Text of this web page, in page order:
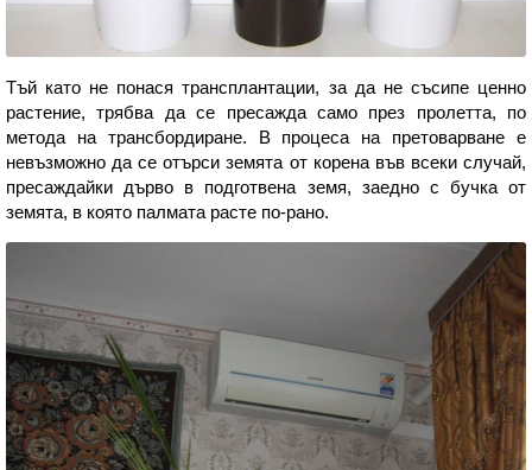
Тъй като не понася трансплантации, за да не съсипе ценно
растение, трябва да се пресажда само през пролетта, по
метода на трансбордиране. В процеса на претоварване е
невъзможно да се отърси земята от корена във всеки случай,
пресаждайки дърво в подготвена земя, заедно с бучка от
земята, в която палмата расте по-рано.